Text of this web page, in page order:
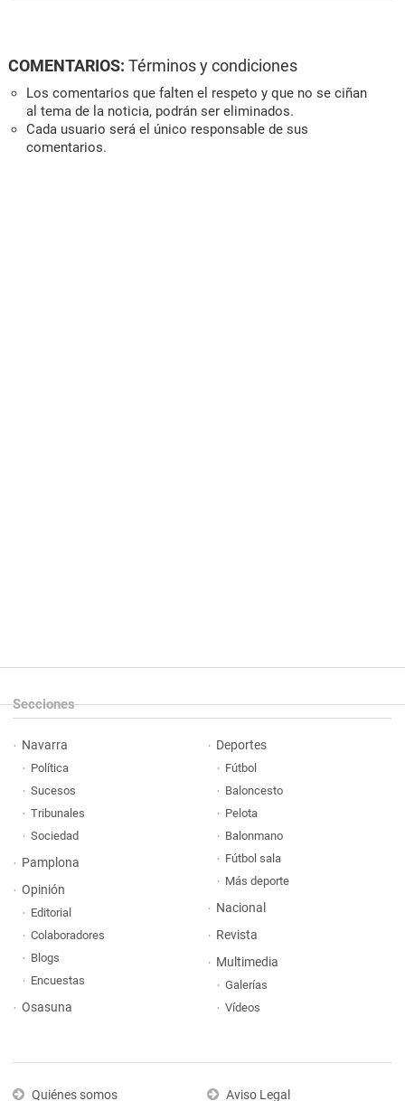
COMENTARIOS: Términos y condiciones
Los comentarios que falten el respeto y que no se ciñan
al tema de la noticia, podrán ser eliminados.
Cada usuario será el único responsable de sus
comentarios.
Secciones
Navarra
Política
Sucesos
Tribunales
Sociedad
Pamplona
Opinión
Editorial
Colaboradores
Blogs
Encuestas
Osasuna
Deportes
Fútbol
Baloncesto
Pelota
Balonmano
Fútbol sala
Más deporte
Nacional
Revista
Multimedia
Galerías
Vídeos
Quiénes somos Aviso Legal